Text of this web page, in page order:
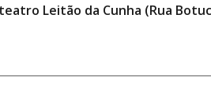
Leitão da Cunha (Rua